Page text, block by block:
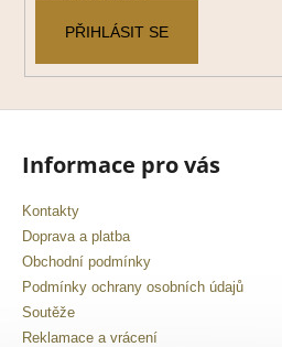
p
i
PŘIHLÁSIT SE
Informace pro vás
Kontakty
Doprava a platba
Obchodní podmínky
Podmínky ochrany osobních údajů
Soutěže
Reklamace a vrácení